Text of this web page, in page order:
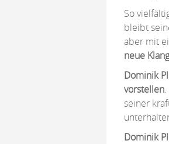
So
bleibt
aber mit
neue
Dominik
vorstellen
seiner
Dominik